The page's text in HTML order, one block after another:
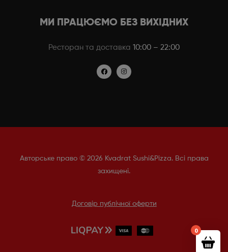
МИ ПРАЦЮЄМО БЕЗ ВИХІДНИХ
Ресторан та доставка 10:00 – 22:00
Авторське право © 2026 Kvadrat Sushi&Pizza. Всі права
захищені.
Договір публічної оферти
0